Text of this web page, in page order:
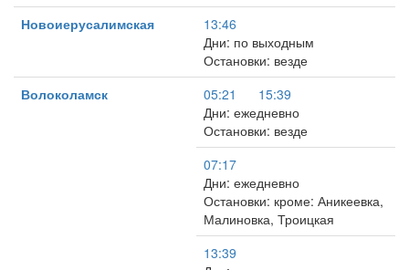
Новоиерусалимская
13:46
Дни: по выходным
Остановки: везде
Волоколамск
05:21
15:39
Дни: ежедневно
Остановки: везде
07:17
Дни: ежедневно
Остановки: кроме: Аникеевка,
Малиновка, Троицкая
13:39